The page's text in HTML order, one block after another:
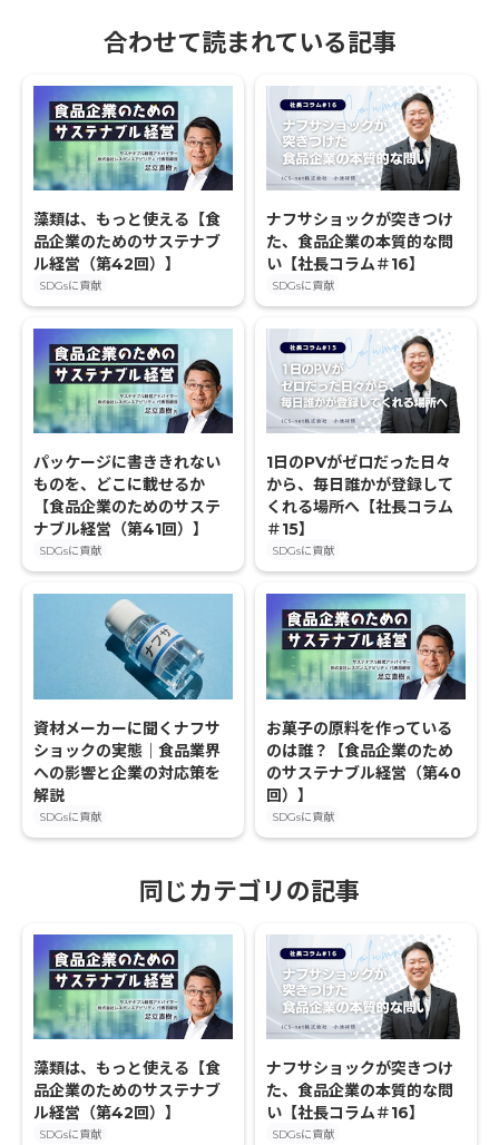
合わせて読まれている記事
藻類は、もっと使える【食
品企業のためのサステナブ
ル経営（第42回）】
SDGsに貢献
ナフサショックが突きつけ
た、食品企業の本質的な問
い【社長コラム＃16】
SDGsに貢献
パッケージに書ききれない
ものを、どこに載せるか
【食品企業のためのサステ
ナブル経営（第41回）】
SDGsに貢献
1日のPVがゼロだった日々
から、毎日誰かが登録して
くれる場所へ【社長コラム
＃15】
SDGsに貢献
資材メーカーに聞くナフサ
ショックの実態｜食品業界
への影響と企業の対応策を
解説
SDGsに貢献
お菓子の原料を作っている
のは誰？【食品企業のため
のサステナブル経営（第40
回）】
SDGsに貢献
同じカテゴリの記事
藻類は、もっと使える【食
品企業のためのサステナブ
ル経営（第42回）】
SDGsに貢献
ナフサショックが突きつけ
た、食品企業の本質的な問
い【社長コラム＃16】
SDGsに貢献